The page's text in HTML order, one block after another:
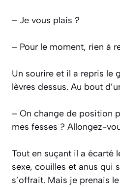
– Je vous plais ?
– Pour le moment, rien à
Un sourire et il a repris le
lèvres dessus. Au bout
– On change de position
mes fesses ? Allongez-
Tout en suçant il a écarté
sexe, couilles et anus qui
s’offrait. Mais je prenais